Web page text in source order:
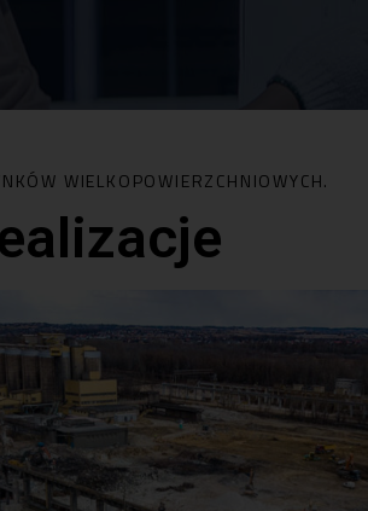
WIELKOPOWIERZCHNIOWYCH.